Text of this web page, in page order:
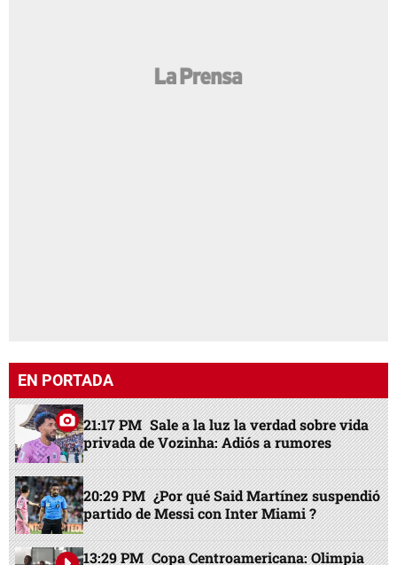
EN PORTADA
21:17 PM Sale a la luz la verdad sobre vida
privada de Vozinha: Adiós a rumores
20:29 PM ¿Por qué Said Martínez suspendió
partido de Messi con Inter Miami ?
13:29 PM Copa Centroamericana: Olimpia